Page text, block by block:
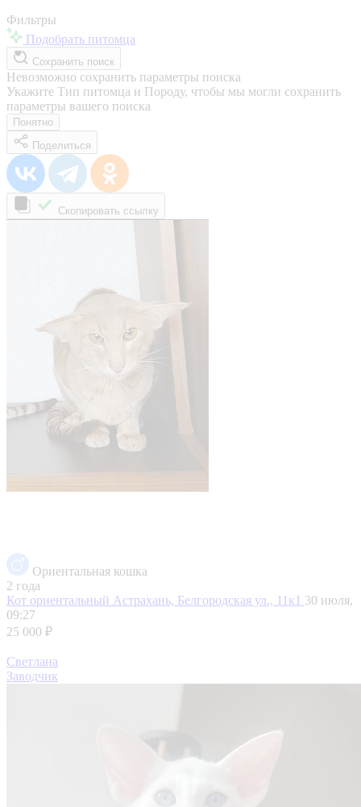
Фильтры
Подобрать питомца
Сохранить поиск
Невозможно сохранить параметры поиска
Укажите Тип питомца и Породу, чтобы мы могли сохранить
параметры вашего поиска
Понятно
Поделиться
Скопировать ссылку
Ориентальная кошка
2 года
Кот ориентальный Астрахань, Белгородская ул., 11к1 30 июля,
09:27
25 000 ₽
Светлана
Заводчик